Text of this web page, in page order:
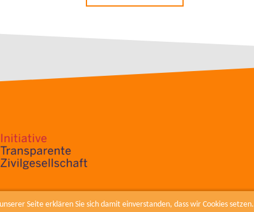
Seite erklären Sie sich damit einverstanden, dass wir Cookies setzen.